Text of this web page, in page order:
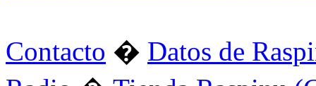
Contacto � Datos de